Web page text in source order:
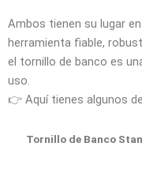
Ambos tienen su lugar
herramienta fiable,
el tornillo de banco es
uso.
👉 Aquí tienes algunos
Tornillo de Banco